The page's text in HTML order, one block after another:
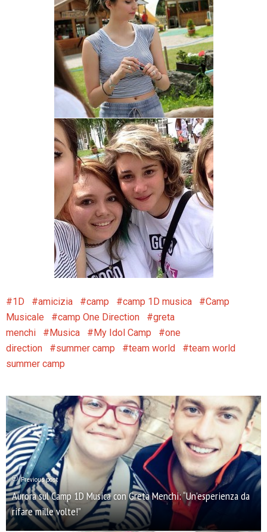
1D amicizia camp camp 1D musica
Camp
Musicale
camp One Direction
greta
menchi
Musica My Idol Camp
one
direction
summer camp team world
team world
summer camp
Previous post
Aurora sul Camp 1D Musica con Greta Menchi: “Un’esperienza da
rifare mille volte!”